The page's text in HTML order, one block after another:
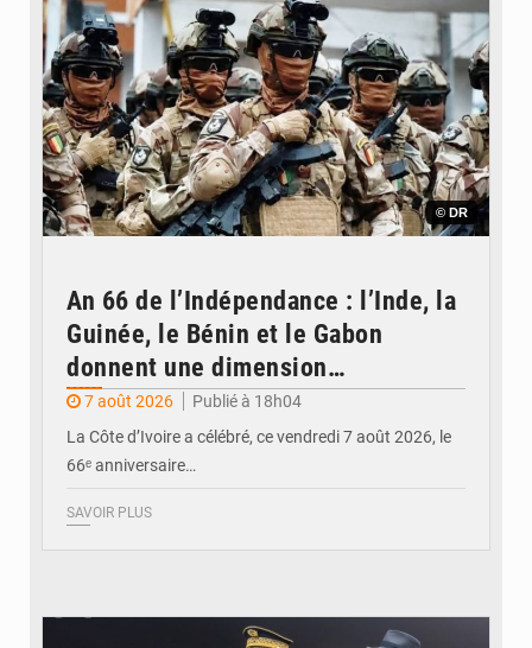
© DR
An 66 de l’Indépendance : l’Inde, la
Guinée, le Bénin et le Gabon
donnent une dimension
internationale au défilé de
Yopougon
7 août 2026
Publié à 18h04
La Côte d’Ivoire a célébré, ce vendredi 7 août 2026, le
66ᵉ anniversaire…
SAVOIR PLUS